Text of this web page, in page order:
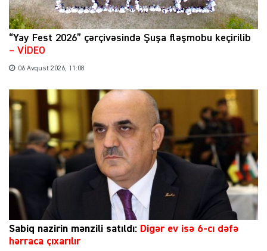
“Yay Fest 2026” çərçivəsində Şuşa fləşmobu keçirilib
– VİDEO
06 Avqust 2026, 11:08
Sabiq nazirin mənzili satıldı: Digər ev isə 6-cı dəfə
hərraca çıxarılır